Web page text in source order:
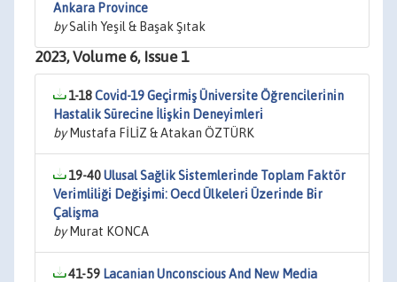
Ankara Province
bySalih Yeşil & Başak Şıtak
2023, Volume 6, Issue 1
1-18Covi̇d-19 Geçi̇rmi̇ş Üni̇versi̇te Öğrenci̇leri̇ni̇n
Hastalik Süreci̇ne İli̇şki̇n Deneyi̇mleri̇
byMustafa FİLİZ & Atakan ÖZTÜRK
19-40Ulusal Sağlik Si̇stemleri̇nde Toplam Faktör
Veri̇mli̇li̇ği̇ Deği̇şi̇mi̇: Oecd Ülkeleri̇ Üzeri̇nde Bi̇r
Çalişma
byMurat KONCA
41-59 Lacanian Unconscious And New Media